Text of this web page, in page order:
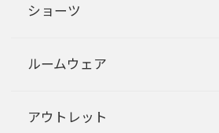
ショーツ
ルームウェア
アウトレット